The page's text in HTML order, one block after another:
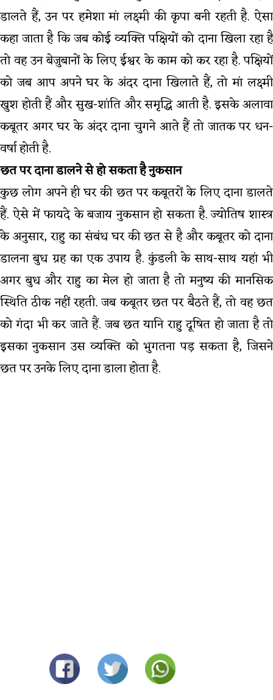
डालते हैं, उन पर हमेशा मां लक्ष्मी की कृपा बनी रहती है. ऐसा
कहा जाता है कि जब कोई व्यक्ति पक्षियों को दाना खिला रहा है
तो वह उन बेजुबानों के लिए ईश्वर के काम को कर रहा है. पक्षियों
को जब आप अपने घर के अंदर दाना खिलाते हैं, तो मां लक्ष्मी
खुश होती हैं और सुख-शांति और समृद्धि आती है. इसके अलावा
कबूतर अगर घर के अंदर दाना चुगने आते हैं तो जातक पर धन-
वर्षा होती है.
छत पर दाना डालने से हो सकता है नुकसान
कुछ लोग अपने ही घर की छत पर कबूतरों के लिए दाना डालते
हैं. ऐसे में फायदे के बजाय नुकसान हो सकता है. ज्योतिष शास्त्र
के अनुसार, राहु का संबंध घर की छत से है और कबूतर को दाना
डालना बुध ग्रह का एक उपाय है. कुंडली के साथ-साथ यहां भी
अगर बुध और राहु का मेल हो जाता है तो मनुष्य की मानसिक
स्थिति ठीक नहीं रहती. जब कबूतर छत पर बैठते हैं, तो वह छत
को गंदा भी कर जाते हैं. जब छत यानि राहु दूषित हो जाता है तो
इसका नुकसान उस व्यक्ति को भुगतना पड़ सकता है, जिसने
छत पर उनके लिए दाना डाला होता है.